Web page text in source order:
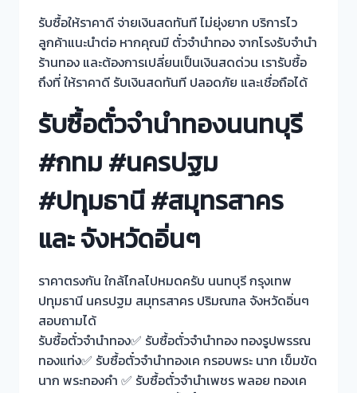
รับซื้อให้ราคาดี จ่ายเงินสดทันที ไม่ยุ่งยาก บริการไว
ลูกค้าแนะนำต่อ หากคุณมี ตั๋วจำนำทอง จากโรงรับจำนำ
ร้านทอง และต้องการเปลี่ยนเป็นเงินสดด่วน เรารับซื้อ
ถึงที่ ให้ราคาดี รับเงินสดทันที ปลอดภัย และเชื่อถือได้
รับซื้อตั๋วจำนำทองนนทบุรี
#กทม #นครปฐม
#ปทุมธานี #สมุทรสาคร
และ จังหวัดอิ่นๆ
ราคาตรงกัน ใกล้ไกลไปหมดครับ นนทบุรี กรุงเทพ
ปทุมธานี นครปฐม สมุทรสาคร ปริมณฑล จังหวัดอิ่นๆ
สอบถามได้
รับซื้อตั๋วจำนำทอง✅ รับซื้อตั๋วจำนำทอง ทองรูปพรรณ
ทองแท่ง✅ รับซื้อตั๋วจำนำทองเค กรอบพระ นาก เข็มขัด
นาก พระทองคำ ✅ รับซื้อตั๋วจำนำเพชร พลอย ทองเค